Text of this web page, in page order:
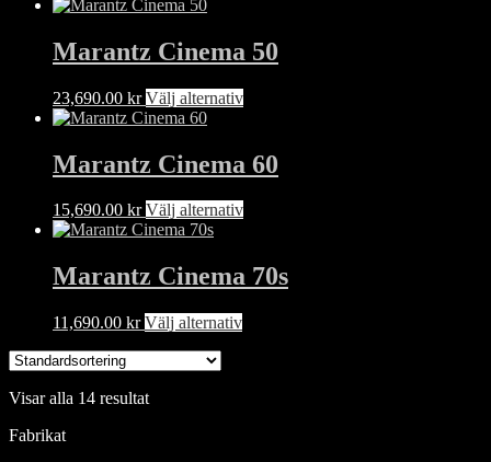
kan
väljas
på
produktsidan
har
flera
De
kan
väljas
på
produktsidan
Marantz Cinema 50
23,690.00 kr Välj alternativDen
har
flera
De
kan
väljas
Marantz Cinema 60
15,690.00 kr Välj alternativDen
har
flera
Marantz Cinema 70s
11,690.00 kr Välj alternativDen
Visar alla 14 resultat
Fabrikat